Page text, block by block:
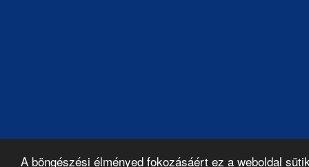
A böngészési élményed fokozásáért ez a weboldal